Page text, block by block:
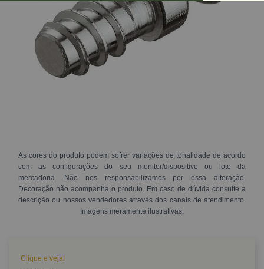
As cores do produto podem sofrer variações de tonalidade de acordo
com as configurações do seu monitor/dispositivo ou lote da
mercadoria. Não nos responsabilizamos por essa alteração.
Decoração não acompanha o produto. Em caso de dúvida consulte a
descrição ou nossos vendedores através dos canais de atendimento.
Imagens meramente ilustrativas.
Clique e veja!